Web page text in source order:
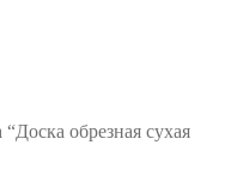
обрезная сухая